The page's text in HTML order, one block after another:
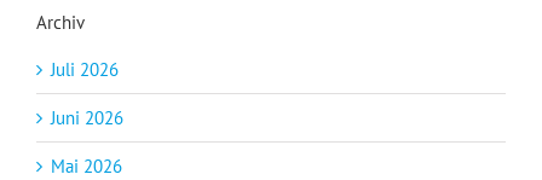
Archiv
Juli 2026
Juni 2026
Mai 2026